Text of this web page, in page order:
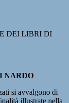
DEI LIBRI DI
NARDO
si avvalgono di
illustrate nella